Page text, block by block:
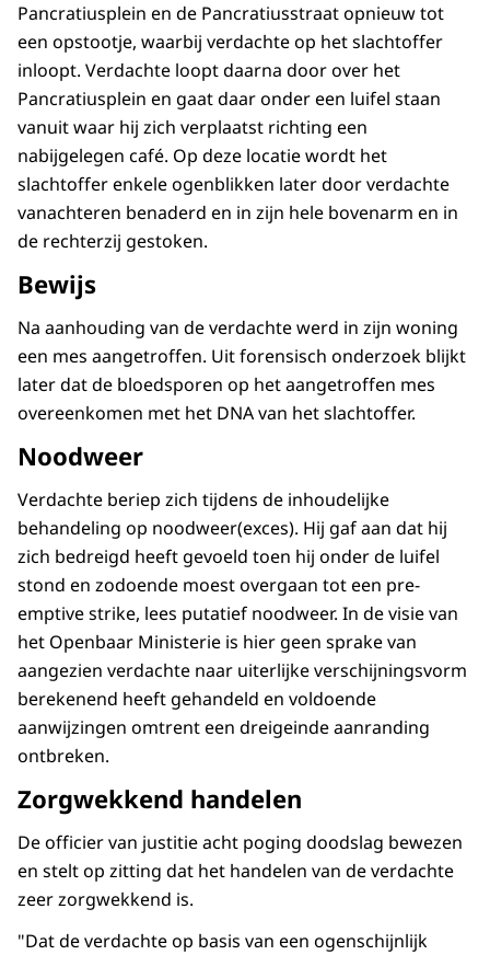
Pancratiusplein en de Pancratiusstraat opnieuw tot
een opstootje, waarbij verdachte op het slachtoffer
inloopt. Verdachte loopt daarna door over het
Pancratiusplein en gaat daar onder een luifel staan
vanuit waar hij zich verplaatst richting een
nabijgelegen café. Op deze locatie wordt het
slachtoffer enkele ogenblikken later door verdachte
vanachteren benaderd en in zijn hele bovenarm en in
de rechterzij gestoken.
Bewijs
Na aanhouding van de verdachte werd in zijn woning
een mes aangetroffen. Uit forensisch onderzoek blijkt
later dat de bloedsporen op het aangetroffen mes
overeenkomen met het DNA van het slachtoffer.
Noodweer
Verdachte beriep zich tijdens de inhoudelijke
behandeling op noodweer(exces). Hij gaf aan dat hij
zich bedreigd heeft gevoeld toen hij onder de luifel
stond en zodoende moest overgaan tot een pre-
emptive strike, lees putatief noodweer. In de visie van
het Openbaar Ministerie is hier geen sprake van
aangezien verdachte naar uiterlijke verschijningsvorm
berekenend heeft gehandeld en voldoende
aanwijzingen omtrent een dreigeinde aanranding
ontbreken.
Zorgwekkend handelen
De officier van justitie acht poging doodslag bewezen
en stelt op zitting dat het handelen van de verdachte
zeer zorgwekkend is.
"Dat de verdachte op basis van een ogenschijnlijk